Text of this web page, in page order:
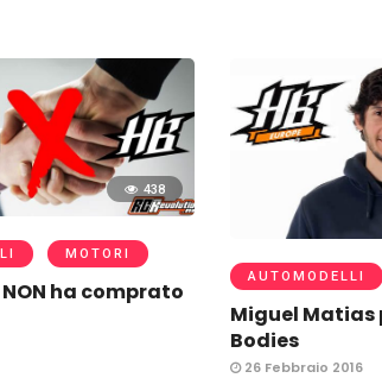
438
MOTORI
ha comprato
AUTOMODELLI
Miguel Matias
Bodies
26 Febbraio 2016